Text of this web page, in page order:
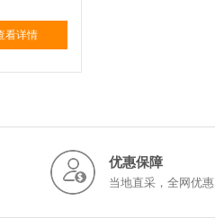
看详情
优惠保障
当地直采，全网优惠